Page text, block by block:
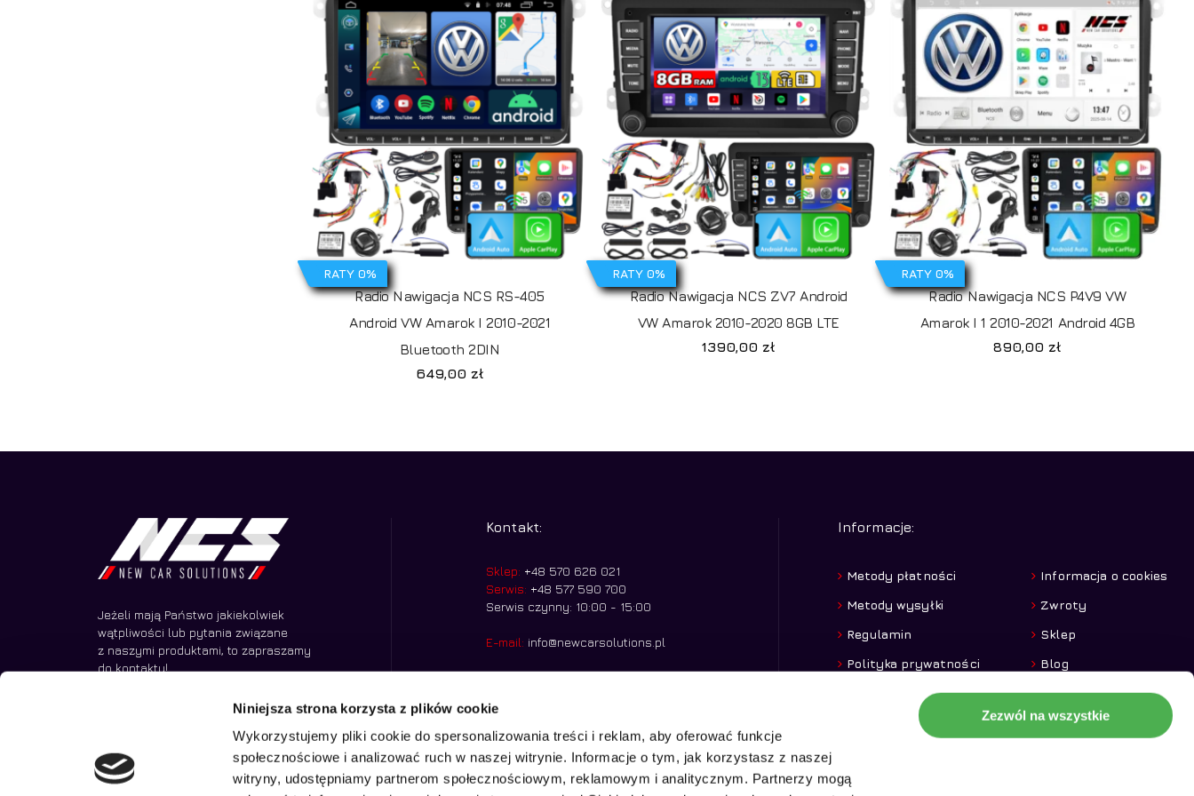
Niniejsza strona korzysta z plików cookie
Wykorzystujemy pliki cookie do spersonalizowania treści i reklam, aby oferować funkcje
społecznościowe i analizować ruch w naszej witrynie. Informacje o tym, jak korzystasz z naszej
witryny, udostępniamy partnerom społecznościowym, reklamowym i analitycznym. Partnerzy mogą
Zezwól na wszystkie
Idź do sklepu
RATY 0%
Radio Nawigacja NCS RS-405
Android VW Amarok I 2010-2021
Bluetooth 2DIN
649,00 zł
RATY 0%
Radio Nawigacja NCS ZV7 Android
VW Amarok 2010-2020 8GB LTE
1390,00zł
RATY 0%
Radio Nawigacja NCS P4V9 VW
Amarok I 1 2010-2021 Android 4GB
890,00zł
Jeżeli mają Państwo jakiekolwiek
wątpliwości lub pytania związane
z naszymi produktami, to zapraszamy
do kontaktu!
Kontakt:
Sklep: +48 570 626 021
Serwis: +48 577 590 700
Serwis czynny: 10:00 - 15:00
E-mail: info@newcarsolutions.pl
Cieszyn
Informacje:
Metody płatności
Metody wysyłki
Regulamin
Polityka prywatności
Informacja o cookies
Zwroty
Sklep
Blog